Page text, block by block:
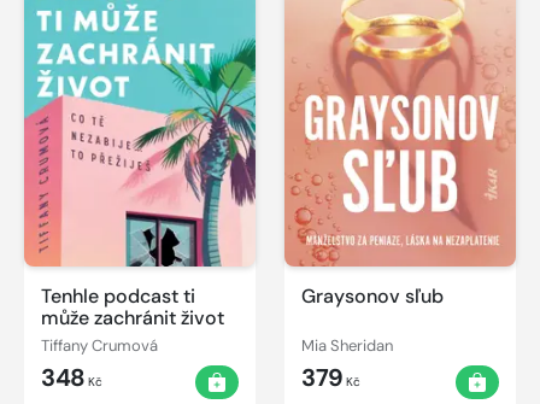
Tenhle podcast ti
může zachránit život
Tiffany Crumová
348 Kč
Graysonov sľub
Mia Sheridan
379 Kč